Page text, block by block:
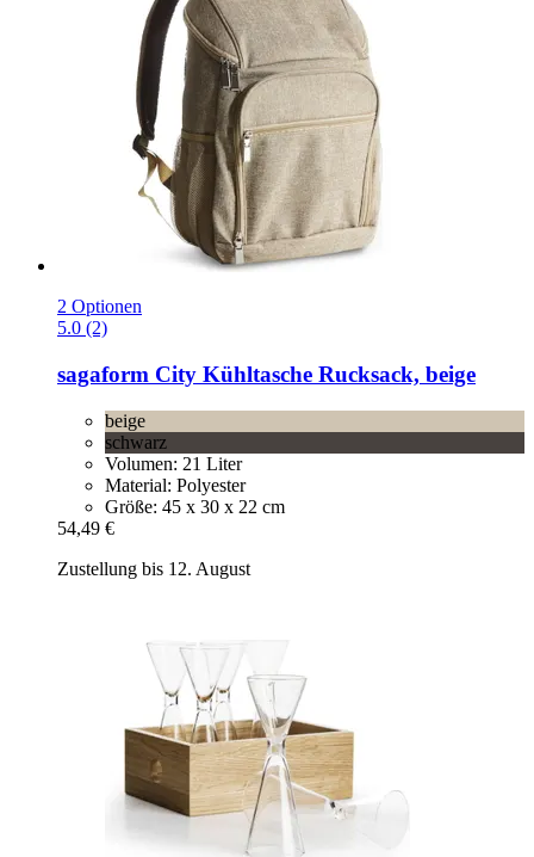
2 Optionen
5.0 (2)
sagaform City Kühltasche Rucksack, beige
beige
schwarz
Volumen: 21 Liter
Material: Polyester
Größe: 45 x 30 x 22 cm
54,49 €
Zustellung bis 12. August